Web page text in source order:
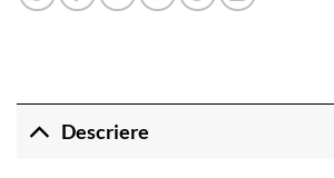
Descriere